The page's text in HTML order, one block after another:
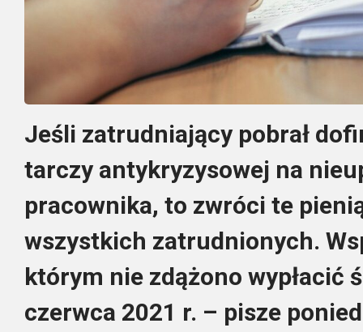
Jeśli zatrudniający pobrał
tarczy antykryzysowej na
pracownika, to zwróci te
wszystkich zatrudnionych.
którym nie zdążono wypłacić
czerwca 2021 r. – pisze